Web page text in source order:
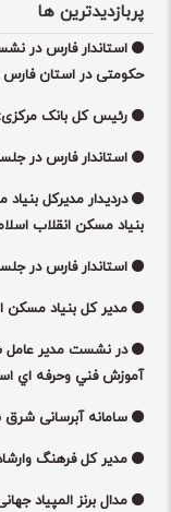
پربازدیدترین ها
استاندار فارس در
حکومتی در استان فارس
رئیس کل بانک مرکزی:
استاندار فارس در
درديدار مديرکل
بنياد مسکن انقلاب
استاندار فارس در
مدیر کل بنیاد مسکن
در نشست
آموزش فني وحرفه اي
سامانه آبرسانی شرق
مدیر کل فرهنگ
مدال برنز المپیاد